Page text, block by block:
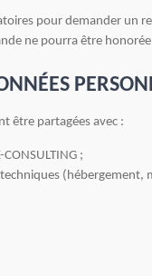
pour demander un
ne pourra être honorée
être partagées avec :
;
(hébergement,